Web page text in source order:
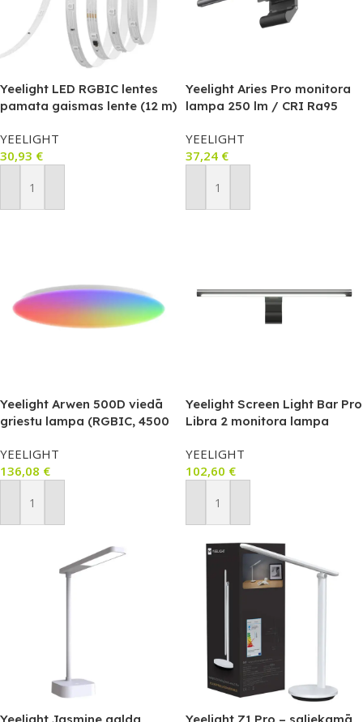
Yeelight LED RGBIC lentes
pamata gaismas lente (12 m)
YEELIGHT
30,93 €
Pievienot Grozam
Yeelight Aries Pro monitora
lampa 250 lm / CRI Ra95
YEELIGHT
37,24 €
Pievienot Grozam
Yeelight Arwen 500D viedā
griestu lampa (RGBIC, 4500
YEELIGHT
136,08 €
Pievienot Grozam
Yeelight Screen Light Bar Pro
Libra 2 monitora lampa
YEELIGHT
102,60 €
Pievienot Grozam